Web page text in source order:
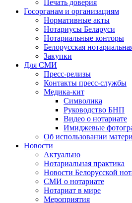
Печать доверия
Госорганам и организациям
Нормативные акты
Нотариусы Беларуси
Нотариальные конторы
Белорусская
Закупки
Для СМИ
Пресс-релизы
Контакты пресс-службы
Медика-кит
Символика
Руководство БНП
Видео о нотариате
Имиджевые
Об использовании
Новости
Актуально
Нотариальная практика
Новости Белорусской
СМИ о нотариате
Нотариат в мире
Мероприятия